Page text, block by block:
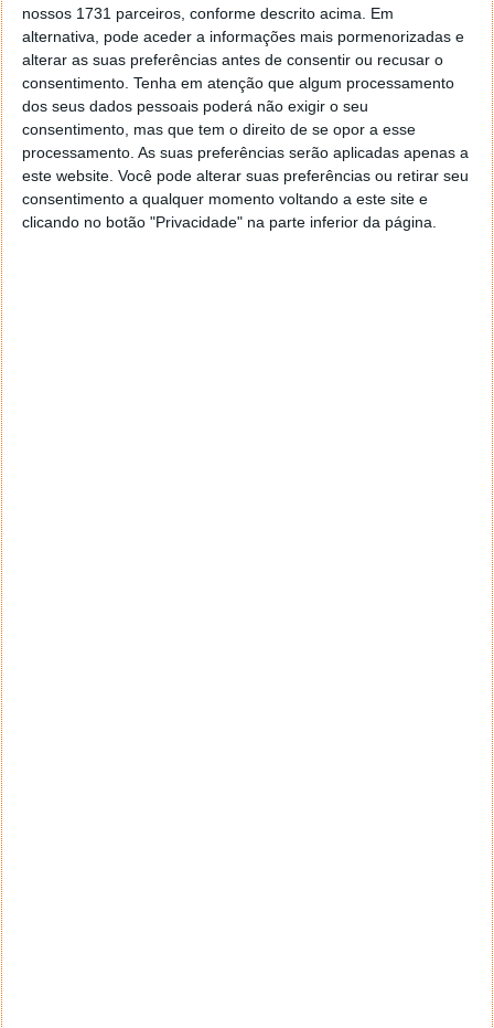
nossos 1731 parceiros, conforme descrito acima. Em
alternativa, pode aceder a informações mais pormenorizadas e
alterar as suas preferências antes de consentir ou recusar o
consentimento. Tenha em atenção que algum processamento
dos seus dados pessoais poderá não exigir o seu
consentimento, mas que tem o direito de se opor a esse
processamento. As suas preferências serão aplicadas apenas a
este website. Você pode alterar suas preferências ou retirar seu
consentimento a qualquer momento voltando a este site e
clicando no botão "Privacidade" na parte inferior da página.